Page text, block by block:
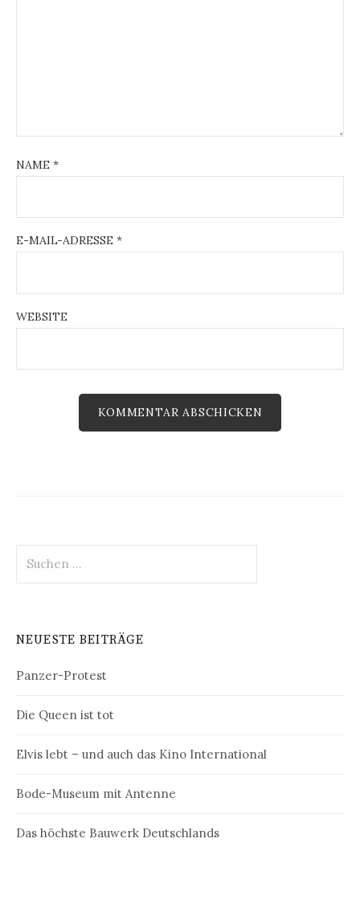
NAME *
E-MAIL-ADRESSE *
WEBSITE
nach:
NEUESTE BEITRÄGE
Panzer-Protest
Die Queen ist tot
Elvis lebt – und auch das Kino International
Bode-Museum mit Antenne
Das höchste Bauwerk Deutschlands